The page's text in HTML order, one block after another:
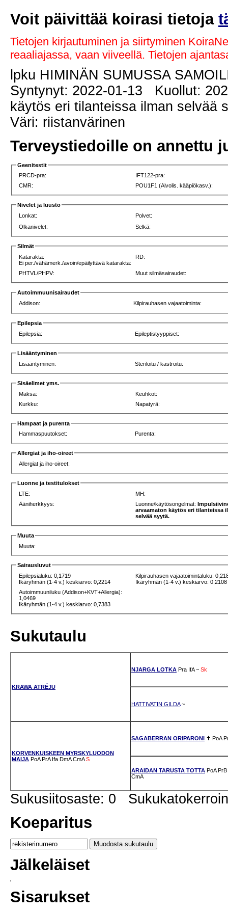
Voit päivittää koirasi tietoja
Tietojen kirjautuminen ja siirtyminen
reaaliajassa, vaan viiveellä. Tietojen
lpku HIMINÄN SUMUSSA
Syntynyt: 2022-01-13 Kuollut:
käytös eri tilanteissa ilman
Väri: riistanvärinen
Terveystiedoille on annettu
Geenitestit
PRCD-pra:
IFT122-pra:
CMR:
POU1F1 (Aivolis. kääpiökasv.):
Nivelet ja luusto
Lonkat:
Polvet:
Olkanivelet:
Selkä:
Silmät
Katarakta:
Ei per./vähämerk./avoin/epäilyttävä katarakta:
RD:
PHTVL/PHPV: Muut silmäsairaudet:
Autoimmuunisairaudet
Addison:
Kilpirauhasen vajaatoiminta:
Epilepsia
Epilepsia:
Epileptistyyppiset:
Lisääntyminen
Lisääntyminen:
Steriloitu / kastroitu:
Sisäelimet yms.
Maksa:
Keuhkot:
Kurkku:
Napatyrä:
Hampaat ja purenta
Hammaspuutokset:
Purenta:
Allergiat ja iho-oireet
Allergiat ja iho-oireet:
Luonne ja testitulokset
LTE:
MH:
Ääniherkkyys:
Luonne/käytösongelmat:
arvaamaton käytös eri tilanteissa
selvää syytä.
Muuta
Muuta:
Sairausluvut
Epilepsialuku: 0,1719
Ikäryhmän (1-4 v.) keskiarvo: 0,2214
Kilpirauhasen vajaatoimintaluku:
Ikäryhmän (1-4 v.) keskiarvo: 0,2108
Autoimmuuniluku (Addison+KVT+Allergia):
1,0469
Ikäryhmän (1-4 v.) keskiarvo: 0,7383
Sukutaulu
KRAWA ATRÉJU
NJARGA LOTKA Pra IfA ~ Sk
HATTIVATIN GILDA ~
KORVENKUISKEEN MYRSKYLUODON
MAIJA PoA PrA Ifa DmA CmA S
SAGABERRAN ORIPARONI ✝ PoA
ARAIDAN TARUSTA TOTTA PoA PrB
CmA
Sukusiitosaste: 0
Koeparitus
Jälkeläiset
Sisarukset